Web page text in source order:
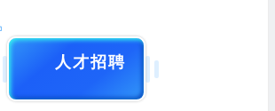
人才招聘